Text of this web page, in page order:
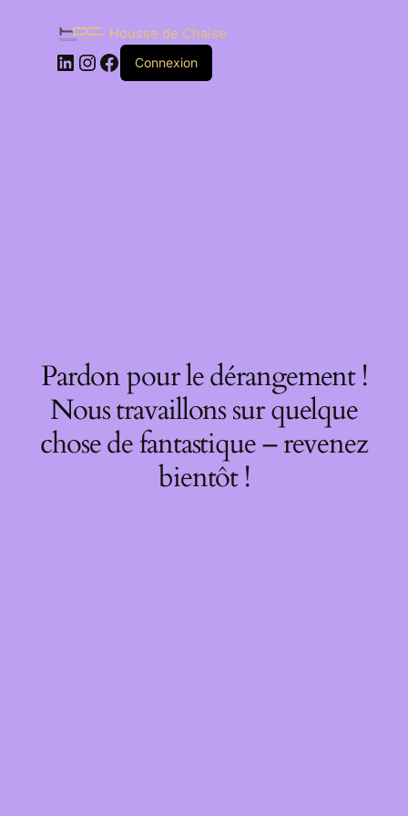
Housse de Chaise
Connexion
Pardon pour le dérangement !
Nous travaillons sur quelque
chose de fantastique – revenez
bientôt !